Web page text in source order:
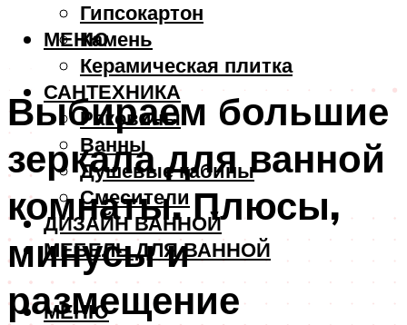
Гипсокартон
Камень
Керамическая плитка
САНТЕХНИКА
Раковины
Ванны
Душевые кабины
Смесители
ДИЗАЙН ВАННОЙ
МЕБЕЛЬ ДЛЯ ВАННОЙ
МЕНЮ
МЕНЮ
Выбираем большие
зеркала для ванной
комнаты. Плюсы,
минусы и
размещение